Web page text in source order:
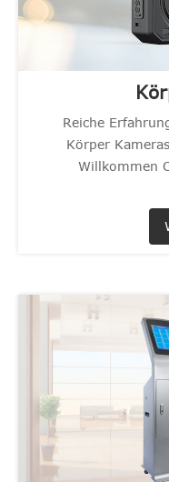
Reiche
Körper
Willkommen